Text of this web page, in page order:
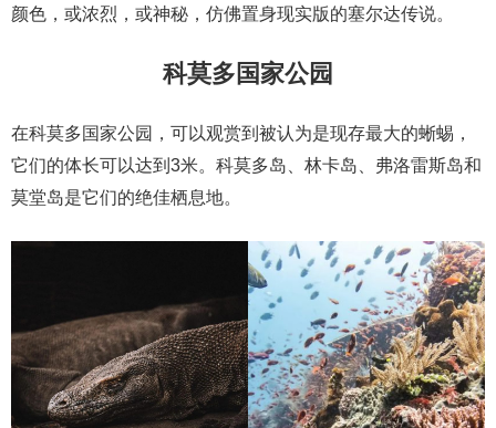
颜色，或浓烈，或神秘，仿佛置身现实版的塞尔达传说。
科莫多国家公园
在科莫多国家公园，可以观赏到被认为是现存最大的蜥蜴，
它们的体长可以达到3米。科莫多岛、林卡岛、弗洛雷斯岛和
莫堂岛是它们的绝佳栖息地。